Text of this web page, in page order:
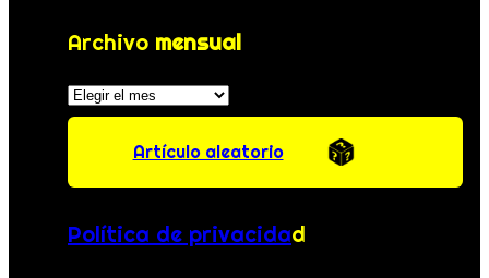
Archivo mensual
Archivos
Artículo aleatorio
Política de privacidad